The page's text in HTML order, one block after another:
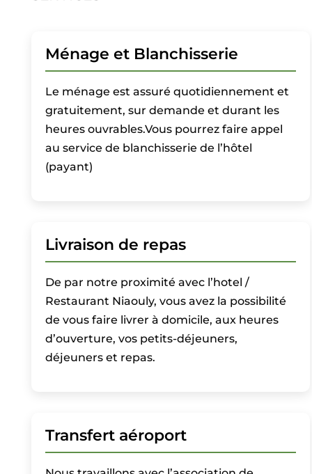
Ménage et Blanchisserie
Le ménage est assuré quotidiennement et
gratuitement, sur demande et durant les
heures ouvrables.Vous pourrez faire appel
au service de blanchisserie de l’hôtel
(payant)
Livraison de repas
De par notre proximité avec l’hotel /
Restaurant Niaouly, vous avez la possibilité
de vous faire livrer à domicile, aux heures
d’ouverture, vos petits-déjeuners,
déjeuners et repas.
Transfert aéroport